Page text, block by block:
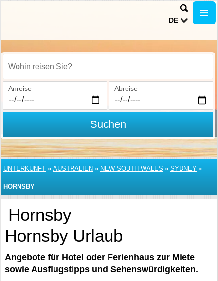
DE
Wohin reisen Sie?
Anreise Abreise
Suchen
UNTERKUNFT » AUSTRALIEN » NEW SOUTH WALES » SYDNEY »
HORNSBY
Hornsby
Hornsby Urlaub
Angebote für Hotel oder Ferienhaus zur Miete
sowie Ausflugstipps und Sehenswürdigkeiten.